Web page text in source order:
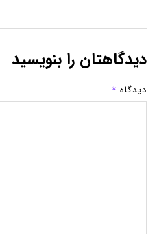
دیدگاهتان را بنویسید
دیدگاه *